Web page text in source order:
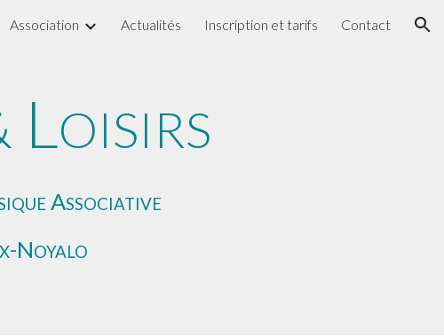
Association Actualités Inscription et tarifs Contact
LOISIRS
ASSOCIATIVE
-NOYALO